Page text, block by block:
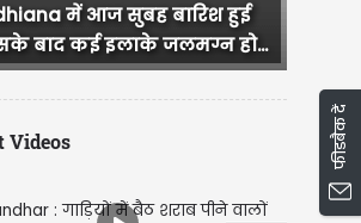
बारिश हुई
हो...
Ropar में यूथ कांग्रेस का
कार्यकर्ताओं ने...
Videos फीडबैक दें